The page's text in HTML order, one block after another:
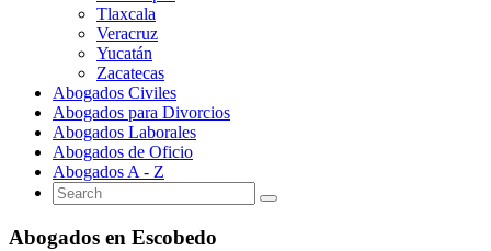
Tlaxcala
Veracruz
Yucatán
Zacatecas
Abogados Civiles
Abogados para Divorcios
Abogados Laborales
Abogados de Oficio
Abogados A - Z
Abogados en Escobedo